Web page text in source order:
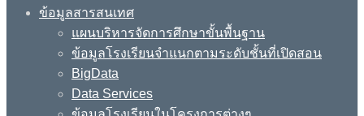
ข้อมูลสารสนเทศ
แผนบริหารจัดการศึกษาขั้นพื้นฐาน
ข้อมูลโรงเรียนจำแนกตามระดับชั้นที่เปิดสอน
BigData
Data Services